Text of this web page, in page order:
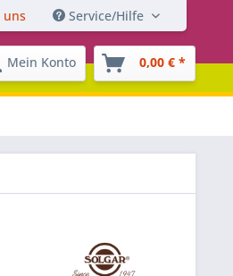
uns Service/Hilfe
Mein Konto 0,00 € *